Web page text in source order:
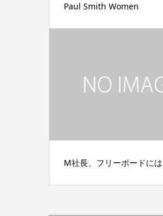
Paul Smith Women
M社長、フリーボードに